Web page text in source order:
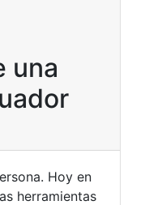
una
Hoy en
herramientas